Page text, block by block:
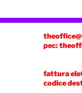
pec:
fattura
codice